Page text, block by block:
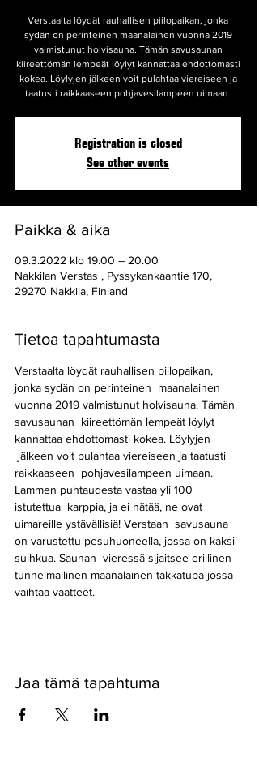
Verstaalta löydät rauhallisen piilopaikan, jonka
sydän on perinteinen maanalainen vuonna 2019
valmistunut holvisauna. Tämän savusaunan
kiireettömän lempeät löylyt kannattaa ehdottomasti
kokea. Löylyjen jälkeen voit pulahtaa viereiseen ja
taatusti raikkaaseen pohjavesilampeen uimaan.
Registration is closed
See other events
Paikka & aika
09.3.2022 klo 19.00 – 20.00
Nakkilan Verstas , Pyssykankaantie 170,
29270 Nakkila, Finland
Tietoa tapahtumasta
Verstaalta löydät rauhallisen piilopaikan,
jonka sydän on perinteinen  maanalainen
vuonna 2019 valmistunut holvisauna. Tämän
savusaunan  kiireettömän lempeät löylyt
kannattaa ehdottomasti kokea. Löylyjen
jälkeen voit pulahtaa viereiseen ja taatusti
raikkaaseen  pohjavesilampeen uimaan.
Lammen puhtaudesta vastaa yli 100
istutettua  karppia, ja ei hätää, ne ovat
uimareille ystävällisiä! Verstaan  savusauna
on varustettu pesuhuoneella, jossa on kaksi
suihkua. Saunan  vieressä sijaitsee erillinen
tunnelmallinen maanalainen takkatupa jossa
vaihtaa vaatteet.
Jaa tämä tapahtuma